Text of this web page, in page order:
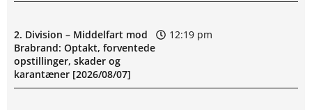
2. Division – Middelfart mod
Brabrand: Optakt, forventede
opstillinger, skader og
karantæner [2026/08/07]
12:19 pm